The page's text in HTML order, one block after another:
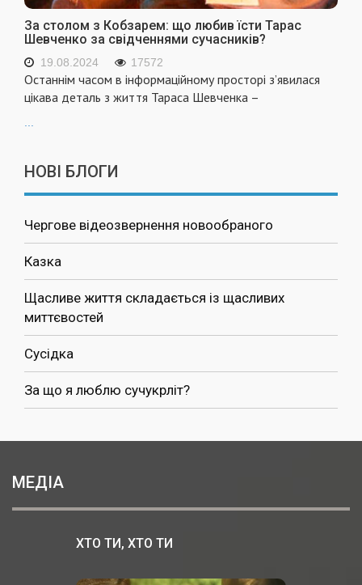
За столом з Кобзарем: що любив їсти Тарас
Шевченко за свідченнями сучасників?
19.08.2024 17572
Останнім часом в інформаційному просторі з’явилася
цікава деталь з життя Тараса Шевченка –
НОВІ БЛОГИ
Чергове відеозвернення новообраного
Казка
Щасливе життя складається із щасливих
миттєвостей
Сусідка
За що я люблю сучукрліт?
МЕДІА
ХТО ТИ, ХТО ТИ